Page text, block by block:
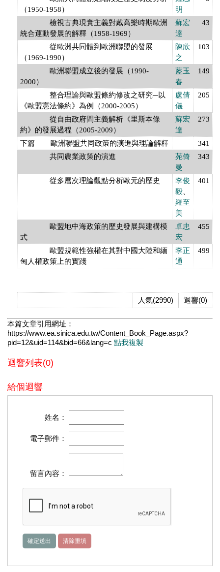
（1950-1958）
明
檢視古典現實主義對戴高樂時期歐洲
統合運動發展的解釋（1958-1969）
蘇宏
達
43
從歐洲共同體到歐洲聯盟的發展
（1969-1990）
陳欣
之
103
歐洲聯盟成立後的發展（1990-
2000）
藍玉
春
149
整合理論與歐盟條約修改之研究─以
《歐盟憲法條約》為例（2000-2005）
盧倩
儀
205
從自由政府間主義解析《里斯本條
約》的發展過程（2005-2009）
蘇宏
達
273
下篇 歐洲聯盟共同政策的演進與理論解釋
341
共同農業政策的演進
苑倚
曼
343
從多層次理論觀點分析歐元的歷史
李俊
毅、
羅至
美
401
歐盟地中海政策的歷史發展與建構模
式
卓忠
宏
455
歐盟規範性強權在其對中國大陸和緬
甸人權政策上的實踐
李正
通
499
迴響(0)
人氣(2990)
本篇文章引用網址：
https://www.ea.sinica.edu.tw/Content_Book_Page.aspx?
pid=12&uid=114&bid=66&lang=c 點我複製
迴響列表(0)
給個迴響
姓名：
電子郵件：
留言內容：